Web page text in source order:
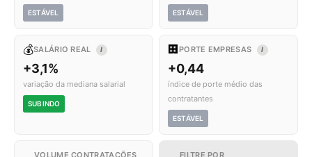
ESTÁVEL ESTÁVEL
💰SALÁRIO REAL I
+3,1%
variação da mediana salarial
SUBINDO
🏢 PORTE EMPRESAS I
+0,44
índice de porte médio das
contratantes
ESTÁVEL
VOLUME CONTRATAÇÕES
FILTRE POR